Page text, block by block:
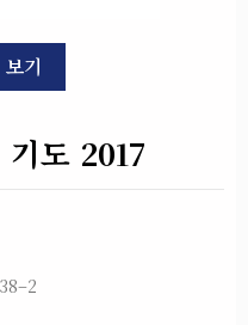
기
도 2017